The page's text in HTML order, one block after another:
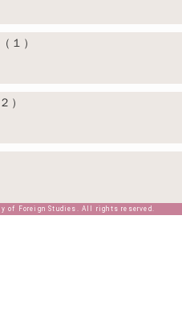
１）
）
of Foreign Studies. All rights reserved.